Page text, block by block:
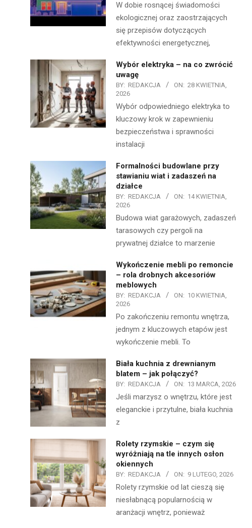
W dobie rosnącej świadomości
ekologicznej oraz zaostrzających
się przepisów dotyczących
efektywności energetycznej,
Wybór elektryka – na co zwrócić
uwagę
BY: REDAKCJA ON: 28 KWIETNIA,
2026
Wybór odpowiedniego elektryka to
kluczowy krok w zapewnieniu
bezpieczeństwa i sprawności
instalacji
Formalności budowlane przy
stawianiu wiat i zadaszeń na
działce
BY: REDAKCJA ON: 14 KWIETNIA,
2026
Budowa wiat garażowych, zadaszeń
tarasowych czy pergoli na
prywatnej działce to marzenie
Wykończenie mebli po remoncie
– rola drobnych akcesoriów
meblowych
BY: REDAKCJA ON: 10 KWIETNIA,
2026
Po zakończeniu remontu wnętrza,
jednym z kluczowych etapów jest
wykończenie mebli. To
Biała kuchnia z drewnianym
blatem – jak połączyć?
BY: REDAKCJA ON: 13 MARCA, 2026
Jeśli marzysz o wnętrzu, które jest
eleganckie i przytulne, biała kuchnia
z
Rolety rzymskie – czym się
wyróżniają na tle innych osłon
okiennych
BY: REDAKCJA ON: 9 LUTEGO, 2026
Rolety rzymskie od lat cieszą się
niesłabnącą popularnością w
aranżacji wnętrz, ponieważ